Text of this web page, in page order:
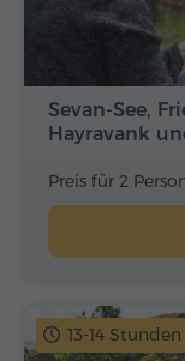
Sevan-See,
Hayravank
Preis für 2
13-14 Stunden